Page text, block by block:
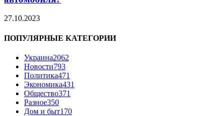
27.10.2023
ПОПУЛЯРНЫЕ КАТЕГОРИИ
Украина2062
Новости793
Политика471
Экономика431
Общество371
Разное350
Дом и быт170